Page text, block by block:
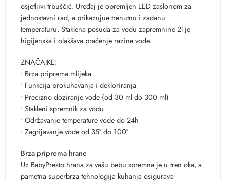
osjetljivi trbuščić. Uređaj je opremljen LED zaslonom za
jednostavni rad, a prikazujue trenutnu i zadanu
temperaturu. Staklena posuda za vodu zapremnine 2l je
higijenska i olakšava praćenje razine vode.
ZNAČAJKE:
• Brza priprema mlijeka
• Funkcija prokuhavanja i dekloriranja
• Precizno doziranje vode (od 30 ml do 300 ml)
• Stakleni spremnik za vodu
• Održavanje temperature vode do 24h
• Zagrijavanje vode od 35° do 100°
Brza priprema hrane
Uz BabyPresto hrana za vašu bebu spremna je u tren oka, a
pametna superbrza tehnologija kuhanja osigurava